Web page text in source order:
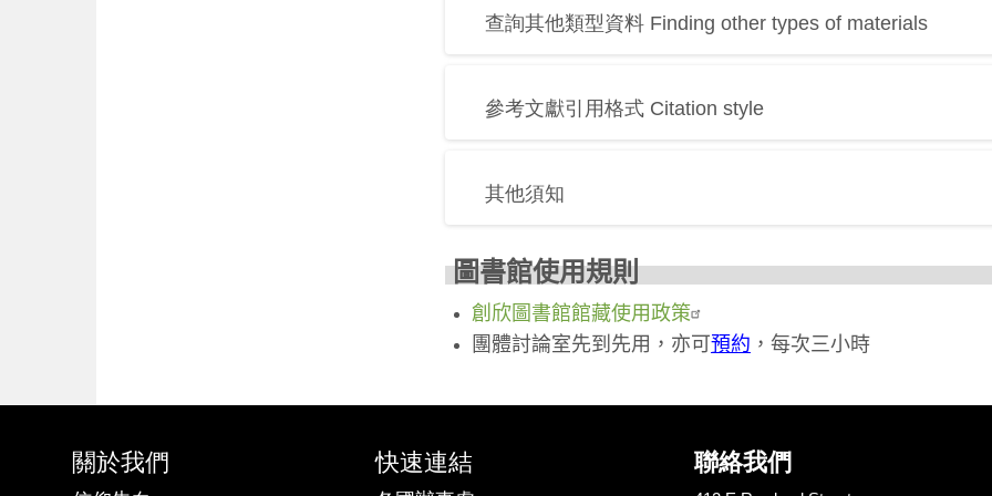
查詢其他類型資料 Finding other types of materials
​​​​參考文獻引用格式 Citation style
其他須知
圖書館使
創欣圖書館館藏使用政策
團體討論室先到先用，亦可 預約 ，每次三小時
關於我們 快速連結 聯絡我們